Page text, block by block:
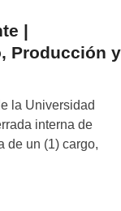
|
Producción y
la Universidad
interna de
de un (1) cargo,